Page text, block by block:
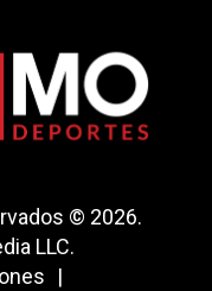
© 2026.
LLC.